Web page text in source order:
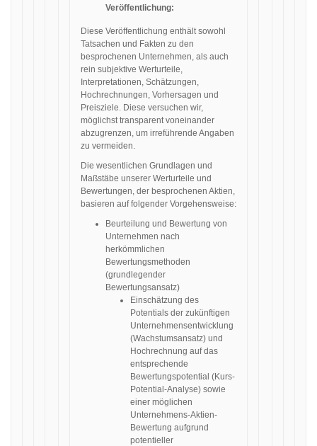
Veröffentlichung:
Diese Veröffentlichung enthält sowohl
Tatsachen und Fakten zu den
besprochenen Unternehmen, als auch
rein subjektive Werturteile,
Interpretationen, Schätzungen,
Hochrechnungen, Vorhersagen und
Preisziele. Diese versuchen wir,
möglichst transparent voneinander
abzugrenzen, um irreführende Angaben
zu vermeiden.
Die wesentlichen Grundlagen und
Maßstäbe unserer Werturteile und
Bewertungen, der besprochenen Aktien,
basieren auf folgender Vorgehensweise:
Beurteilung und Bewertung von
Unternehmen nach
herkömmlichen
Bewertungsmethoden
(grundlegender
Bewertungsansatz)
Einschätzung des
Potentials der zukünftigen
Unternehmensentwicklung
(Wachstumsansatz) und
Hochrechnung auf das
entsprechende
Bewertungspotential (Kurs-
Potential-Analyse) sowie
einer möglichen
Unternehmens-Aktien-
Bewertung aufgrund
potentieller